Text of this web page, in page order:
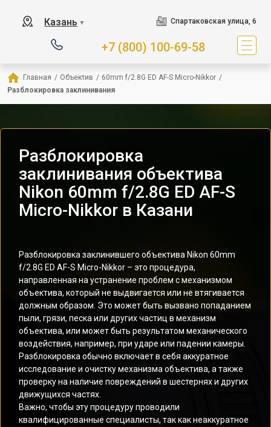
Казань ▼ Спартаковская улица, 6
+7 (800) 100-69-58
Главная / Объектив / 60mm f/2.8G ED AF-S Micro-Nikkor /
Разблокировка заклинивания
Разблокировка
заклинивания объектива
Nikon 60mm f/2.8G ED AF-S
Micro-Nikkor в Казани
Разблокировка заклинившего объектива Nikon 60mm
f/2.8G ED AF-S Micro-Nikkor – это процедура,
направленная на устранение проблем с механизмом
объектива, который не выдвигается или не втягивается
должным образом. Это может быть вызвано попаданием
пыли, грязи, песка или других частиц в механизм
объектива, или может быть результатом механического
воздействия, например, при ударе или падении камеры.
Разблокировка обычно включает в себя аккуратное
исследование и очистку механизма объектива, а также
проверку на наличие повреждений в шестернях и других
движущихся частях.
Важно, чтобы эту процедуру проводили
квалифицированные специалисты, так как неаккуратное